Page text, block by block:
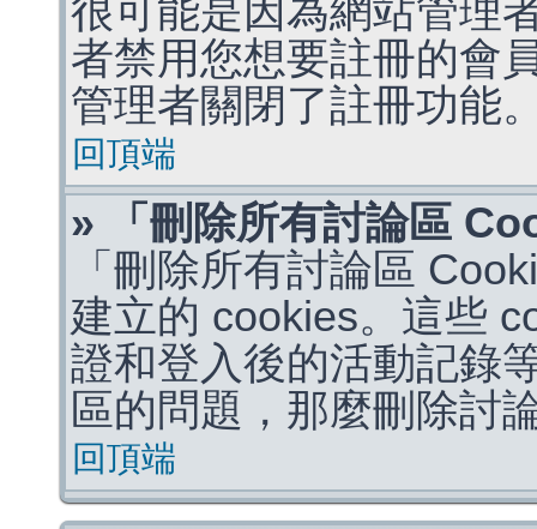
很可能是因為網站管理
者禁用您想要註冊的會
管理者關閉了註冊功能
回頂端
» 「刪除所有討論區
「刪除所有討論區
建立的 cookies。這些
證和登入後的活動記錄
區的問題，那麼刪除討
回頂端